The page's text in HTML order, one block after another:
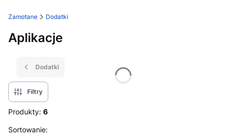
Zamotane Dodatki
Aplikacje
Dodatki
Filtry
Produkty: 6
Lista produktów
Sortowanie: